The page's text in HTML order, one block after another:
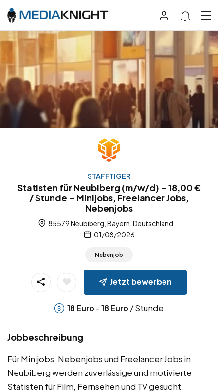
STAFFTIGER
Statisten für Neubiberg (m/w/d) – 18,00 €
/ Stunde – Minijobs, Freelancer Jobs,
Nebenjobs
85579 Neubiberg, Bayern, Deutschland
01/08/2026
Nebenjob
Jetzt bewerben
18 Euro -18 Euro / Stunde
Jobbeschreibung
Für Minijobs, Nebenjobs und Freelancer Jobs in
Neubiberg werden zuverlässige und motivierte
Statisten für Film, Fernsehen und TV gesucht.